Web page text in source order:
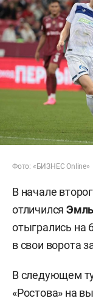
Фото: «БИЗНЕС Online»
В начале
отличился
отыгрались на
в свои ворота
В следующем
«Ростова» на